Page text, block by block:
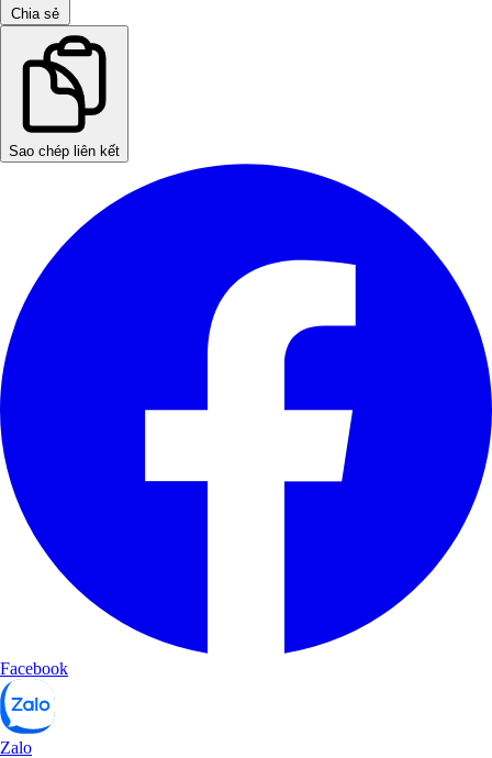
Chia sẻ
Sao chép liên kết
Facebook
Zalo